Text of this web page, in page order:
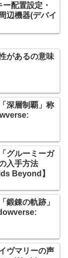
配置設定・
辺機器(デバイ
があるの意味
深層制覇」称
グルーミーガ
入手方法
Beyond】
鍛錬の軌跡」
ヴマリーの声